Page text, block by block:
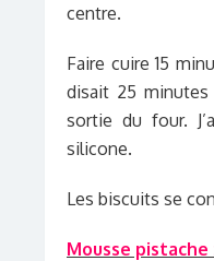
centre.
Faire cuire 15
disait 25 minutes
sortie du four.
silicone.
Les biscuits se
Mousse pistache